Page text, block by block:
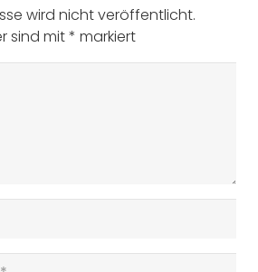
wird nicht veröffentlicht.
sind mit* markiert